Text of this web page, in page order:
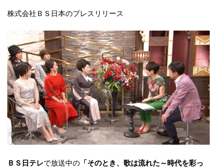
株式会社ＢＳ日本のプレスリリース
ＢＳ日テレで放送中の 「そのとき、歌は流れた～時代を彩っ